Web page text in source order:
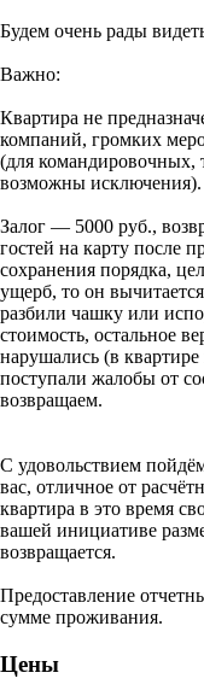
Будем очень рады
Важно:
Квартира не
компаний, громких
(для командировочных,
возможны исключения).
Залог — 5000 руб.,
гостей на карту после
сохранения порядка,
ущерб, то он
разбили чашку или
стоимость, остальное
нарушались (в
поступали жалобы от
возвращаем.
С удовольствием
вас, отличное от
квартира в это время
вашей инициативе
возвращается.
Предоставление
сумме проживания.
Цены